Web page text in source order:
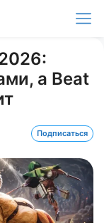
а Beat
Подписаться